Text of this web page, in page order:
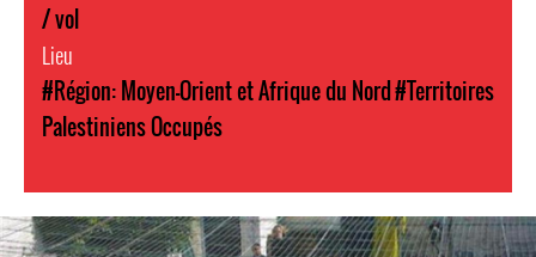
/ vol
Lieu
#Région: Moyen-Orient et Afrique du Nord#Territoires
Palestiniens Occupés